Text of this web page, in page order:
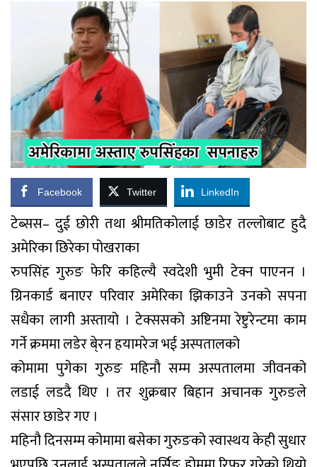
Facebook Twitter LinkedIn
टेब्सस– दुई छोरी तथा श्रीमतिकोलाई छाडेर तल्लोबाट हुदै
अमेरिका छिरेका पोखराका
रुपसिंह गुरुङ फेरि कहिल्यै स्वदेशी भुमी टेक्न पाएनन ।
ग्रिनकार्ड बनाएर परिवार अमेरिका झिकाउने उनको सपना
सधैका लागी अस्तायो । टेक्ससको अष्टिनमा रेष्टुरेन्टमा काम
गर्ने क्रममा लडेर बे्रन हयामरेज भई अस्पतालको
कोमामा पुगेका गुरुङ महिनौ सम्म अस्पतालमा जीवनको
लडाई लडदै थिए । तर शुक्रबार बिहान अचानक गुरुङले
संसार छाडेर गए ।
महिनौ दिनसम्म कोमामा बसेका गुरुङको स्वास्थय केही सुधार